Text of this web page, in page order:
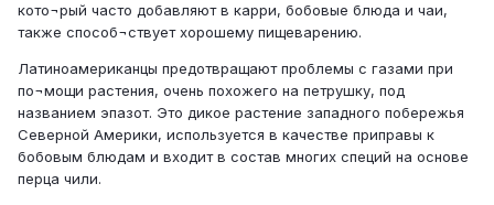
кото¬рый часто добавляют в карри, бобовые блюда и чаи,
также способ¬ствует хорошему пищеварению.
Латиноамериканцы предотвращают проблемы с газами при
по¬мощи растения, очень похожего на петрушку, под
названием эпазот. Это дикое растение западного побережья
Северной Америки, используется в качестве приправы к
бобовым блюдам и входит в состав многих специй на основе
перца чили.